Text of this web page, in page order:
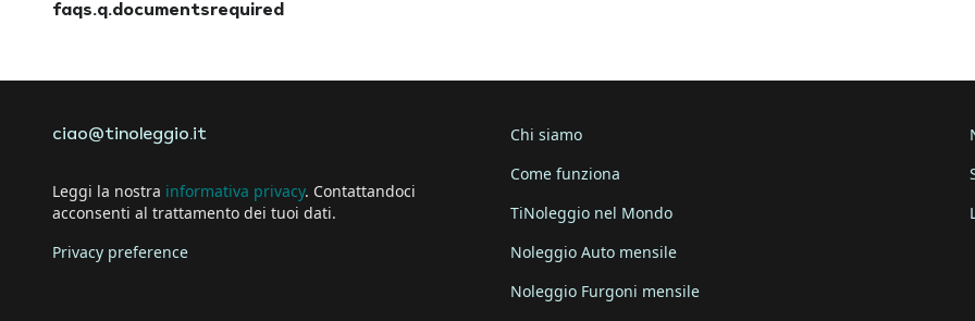
faqs.q.documentsrequired
ciao@tinoleggio.it
Leggi la nostra informativa privacy. Contattandoci
acconsenti al trattamento dei tuoi dati.
Privacy preference
Chi siamo
Come funziona
TiNoleggio nel Mondo
Noleggio Auto mensile
Noleggio Furgoni mensile